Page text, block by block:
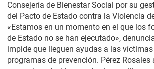
Consejería de Bienestar Social por su
del Pacto de Estado contra la Violencia
«Estamos en un momento en el que los
de Estado no se han ejecutado»,
impide que lleguen ayudas a las
programas de prevención. Pérez Rosales